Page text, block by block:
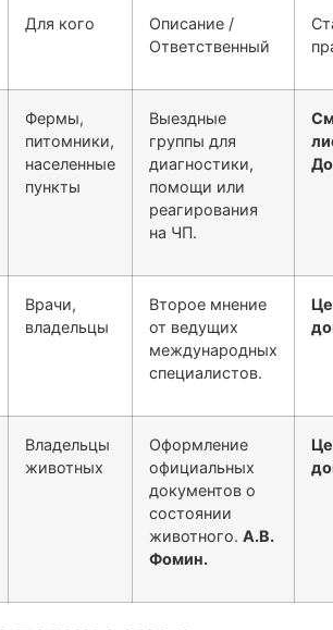
Для кого
Описание /
Ответственный
Фермы,
питомники,
населенные
пункты
Выездные
группы для
диагностики,
помощи или
реагирования
на ЧП.
Врачи,
владельцы
Второе мнение
от ведущих
международных
специалистов.
Владельцы
животных
Оформление
официальных
документов о
состоянии
животного. А.В.
Фомин.